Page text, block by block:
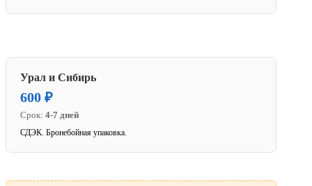
Урал и Сибирь
600 ₽
Срок: 4-7 дней
СДЭК. Бронебойная упаковка.